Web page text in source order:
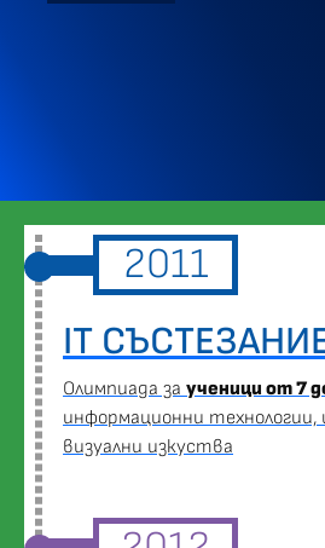
2011
IT
Oлимпиада за ученици от 7
информационни
визуални изкуства